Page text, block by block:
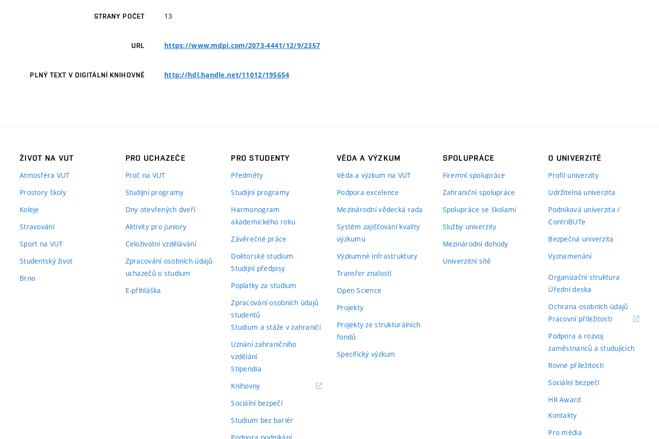
STRANY POČET 13
URL https://www.mdpi.com/2073-4441/12/9/2357
PLNÝ TEXT V DIGITÁLNÍ KNIHOVNĚ http://hdl.handle.net/11012/195654
ŽIVOT NA VUT
Atmosféra VUT
Prostory školy
Koleje
Stravování
Sport na VUT
Studentský život
Brno
PRO UCHAZEČE
Proč na VUT
Studijní programy
Dny otevřených dveří
Aktivity pro juniory
Celoživotní vzdělávání
Zpracování osobních údajů
uchazečů o studium
E-přihláška
PRO STUDENTY
Předměty
Studijní programy
Harmonogram
akademického roku
Závěrečné práce
Doktorské studium
Studijní předpisy
Poplatky za studium
Zpracování osobních údajů
studentů
Studium a stáže v zahraničí
Uznání zahraničního
vzdělání
Stipendia
Knihovny(externí
Sociální bezpečí
Studium bez bariér
VĚDA A VÝZKUM
Věda a výzkum na VUT
Podpora excelence
Mezinárodní vědecká rada
Systém zajišťování kvality
výzkumu
Výzkumné infrastruktury
Transfer znalostí
Open Science
Projekty
Projekty ze strukturálních
fondů
Specifický výzkum
SPOLUPRÁCE
Firemní spolupráce
Zahraniční spolupráce
Spolupráce se školami
Služby univerzity
Mezinárodní dohody
Univerzitní sítě
O UNIVERZITĚ
Profil univerzity
Udržitelná univerzita
Podnikavá univerzita /
ContriBUTe
Bezpečná univerzita
Vyznamenání
Organizační struktura
Úřední deska
Ochrana osobních údajů
Pracovní příležitosti(externí
Podpora a rozvoj
zaměstnanců a studujících
Rovné příležitosti
Sociální bezpečí
HR Award
Kontakty
Pro média